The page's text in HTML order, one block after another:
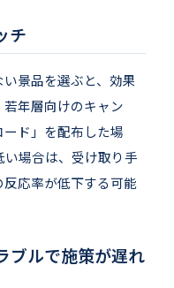
チ
景品を選ぶと、効果
年層向けのキャン
ド」を配布した場
場合は、受け取り手
応率が低下する可能
ブルで施策が遅れ